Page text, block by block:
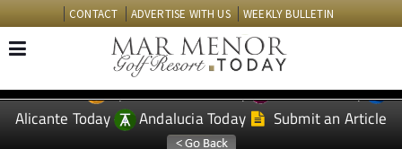
CONTACT ADVERTISE WITH US WEEKLY BULLETIN
EDITIONS: Spanish News Today
Murcia Today
Alicante Today
Andalucia Today Submit an Article